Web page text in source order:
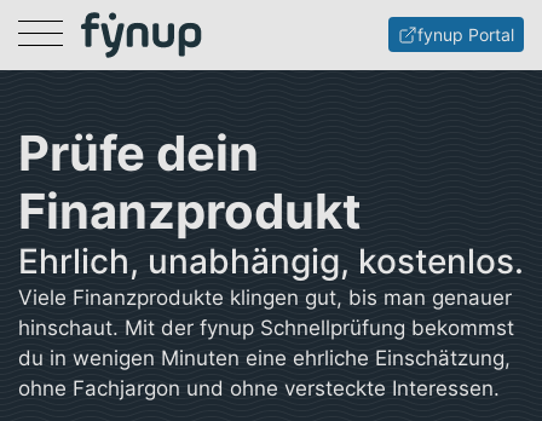
Menu fynup Portal
Prüfe dein
Finanzprodukt
Ehrlich, unabhängig, kostenlos.
Viele Finanzprodukte klingen gut, bis man genauer
hinschaut. Mit der fynup Schnellprüfung bekommst
du in wenigen Minuten eine ehrliche Einschätzung,
ohne Fachjargon und ohne versteckte Interessen.